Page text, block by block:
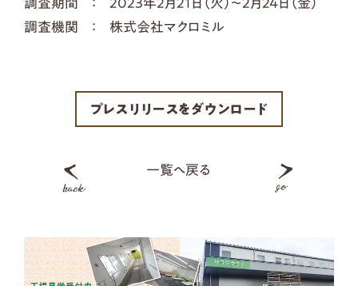
調査機関 ： 株式会社マクロミル
プレスリリースをダウンロード
一覧へ戻る